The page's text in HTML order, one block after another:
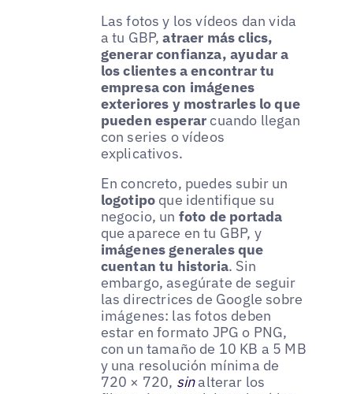
Las fotos y los vídeos dan vida
a tu GBP,atraer más clics,
generar confianza, ayudar a
los clientes a encontrar tu
empresa con imágenes
exteriores y mostrarles lo que
pueden esperarcuando llegan
con series o vídeos
explicativos.
En concreto, puedes subir un
logotipo que identifique su
negocio, un foto de portada
que aparece en tu GBP, y
imágenes generales que
cuentan tu historia. Sin
embargo, asegúrate de seguir
las directrices de Google sobre
imágenes: las fotos deben
estar en formato JPG o PNG,
con un tamaño de 10 KB a 5 MB
y una resolución mínima de
720 × 720, sinalterar los